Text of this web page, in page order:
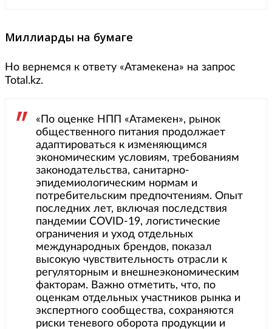
Миллиарды на бумаге
Но вернемся к ответу «Атамекена» на запрос
Total.kz.
«По оценке НПП «Атамекен», рынок
общественного питания продолжает
адаптироваться к изменяющимся
экономическим условиям, требованиям
законодательства, санитарно-
эпидемиологическим нормам и
потребительским предпочтениям. Опыт
последних лет, включая последствия
пандемии COVID-19, логистические
ограничения и уход отдельных
международных брендов, показал
высокую чувствительность отрасли к
регуляторным и внешнеэкономическим
факторам. Важно отметить, что, по
оценкам отдельных участников рынка и
экспертного сообщества, сохраняются
риски теневого оборота продукции и